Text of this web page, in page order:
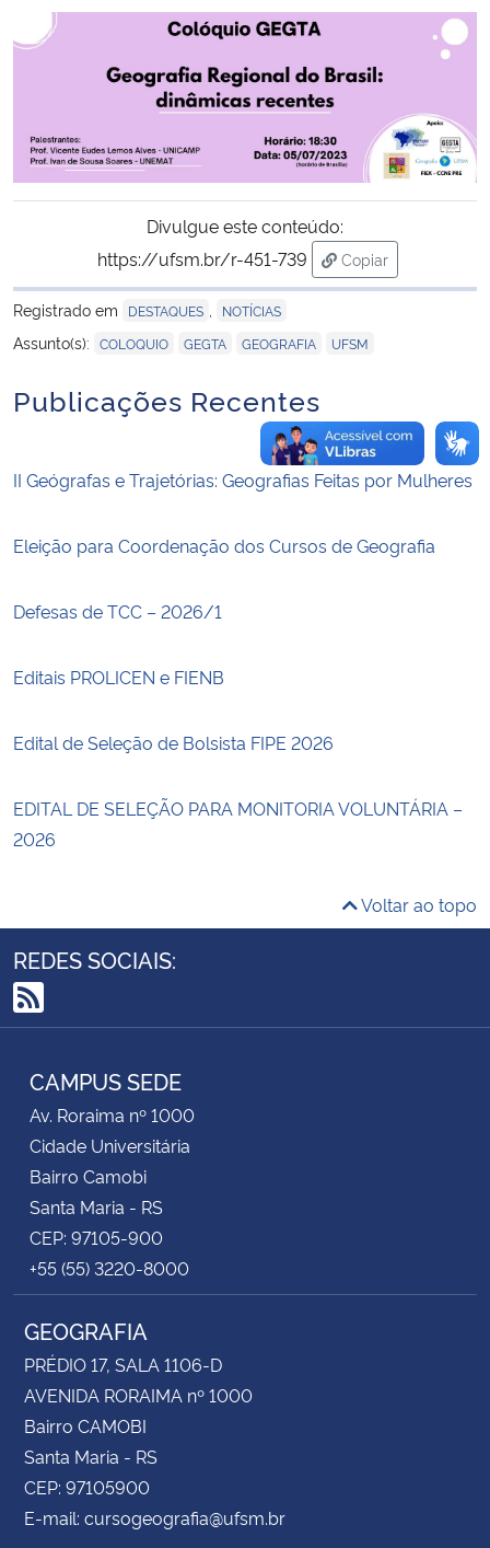
Controladoria-Geral da União
Ministério da Mulher, da Família e dos Direitos Humanos
Secretaria de Governo
Gabinete de Segurança Institucional
Advocacia-Geral da União
Planalto
Divulgue este conteúdo:
https://ufsm.br/r-451-739
Copiar
para área de
Registrado em
DESTAQUES NOTÍCIAS
Assunto(s): COLOQUIO GEGTA GEOGRAFIA UFSM
Publicações Recentes
II Geógrafas e Trajetórias: Geografias Feitas por Mulheres
Eleição para Coordenação dos Cursos de Geografia
Defesas de TCC – 2026/1
Editais PROLICEN e FIENB
Edital de Seleção de Bolsista FIPE 2026
EDITAL DE SELEÇÃO PARA MONITORIA VOLUNTÁRIA –
2026
Voltar ao topo
REDES SOCIAIS:
RSS
CAMPUS SEDE
Av. Roraima nº 1000
Cidade Universitária
Bairro Camobi
Santa Maria - RS
CEP: 97105-900
+55 (55) 3220-8000
GEOGRAFIA
PRÉDIO 17, SALA 1106-D
AVENIDA RORAIMA nº 1000
Bairro CAMOBI
Santa Maria - RS
CEP: 97105900
E-mail: cursogeografia@ufsm.br